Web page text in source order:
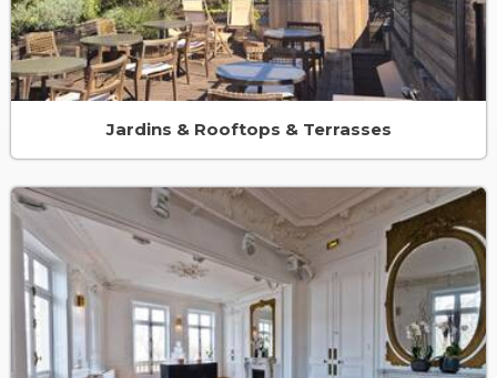
Jardins & Rooftops & Terrasses